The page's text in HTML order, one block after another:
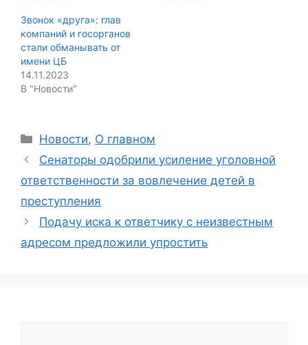
Звонок «друга»: глав
компаний и госорганов
стали обманывать от
имени ЦБ
14.11.2023
В "Новости"
Categories
Новости, О главном
Сенаторы одобрили усиление уголовной
ответственности за вовлечение детей в
преступления
Подачу иска к ответчику с неизвестным
адресом предложили упростить